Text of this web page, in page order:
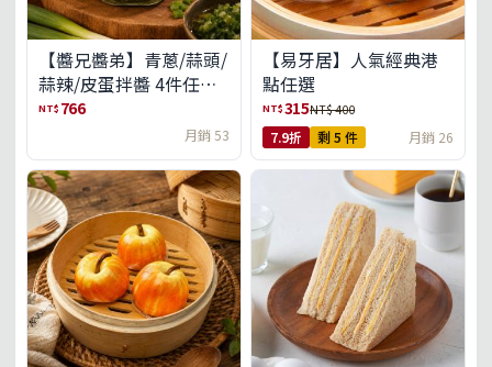
【醬兄醬弟】青蔥/蒜頭/
蒜辣/皮蛋拌醬 4件任選
(免運組)
NT$ 766
月銷 53
【易牙居】人氣經典港
點任選
NT$315NT$ 400
7.9折 剩 5 件 月銷 26